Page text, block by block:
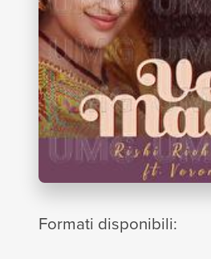
Formati disponibili: